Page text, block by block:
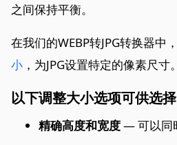
之间保持平衡。
在我们的WEBP转JPG转换器中
小 ，为JPG设置特定的像素尺寸。
以下调整大小选项可供选择
精确高度和宽度— 可以同